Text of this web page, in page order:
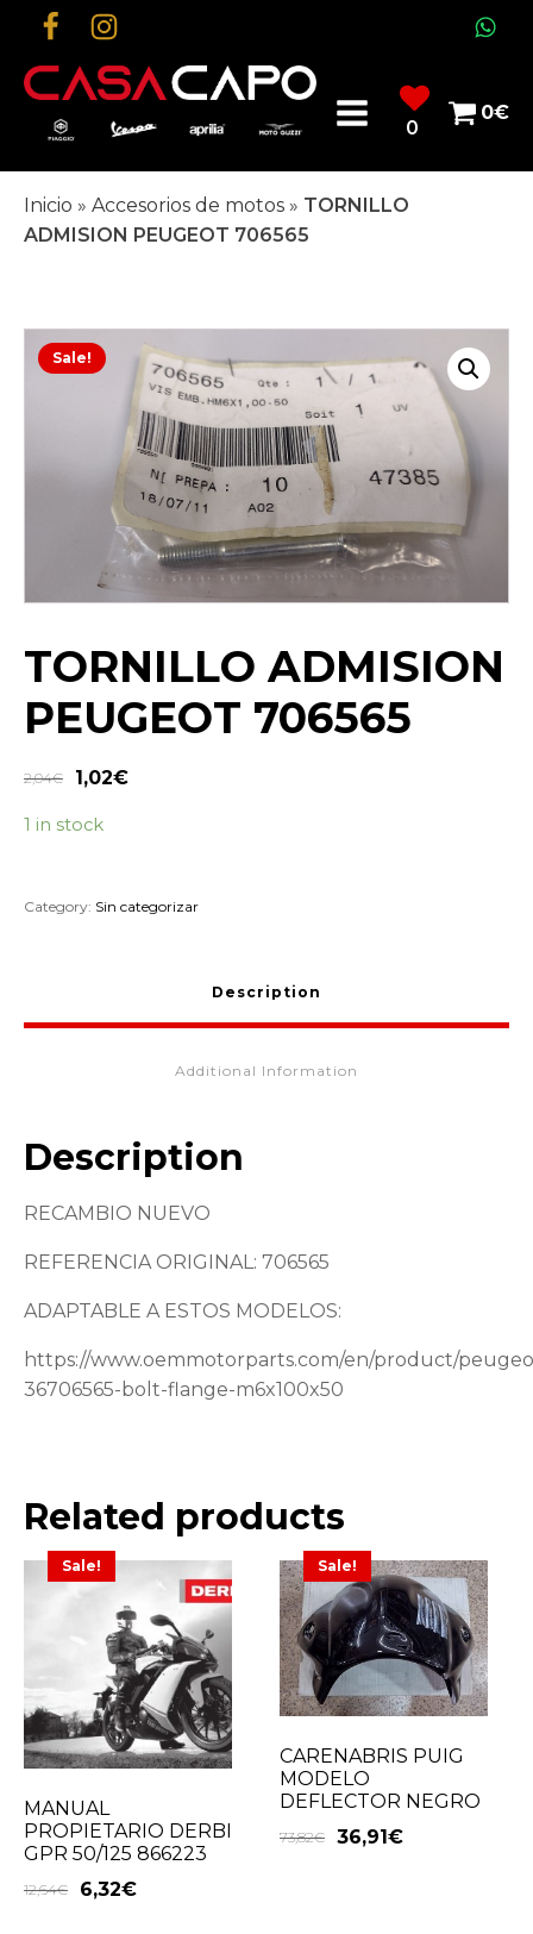
0
0€
Inicio » Accesorios de motos » TORNILLO
ADMISION PEUGEOT 706565
Sale!
TORNILLO ADMISION
PEUGEOT 706565
2,04€ 1,02€
1 in stock
Category: Sin categorizar
Description
Additional Information
Description
RECAMBIO NUEVO
REFERENCIA ORIGINAL: 706565
ADAPTABLE A ESTOS MODELOS:
https://www.oemmotorparts.com/en/product/
36706565-bolt-flange-m6x100x50
Related products
Sale!
MANUAL
PROPIETARIO DERBI
GPR 50/125 866223
12,64€ 6,32€
Sale!
CARENABRIS PUIG
MODELO
DEFLECTOR NEGRO
73,82€ 36,91€